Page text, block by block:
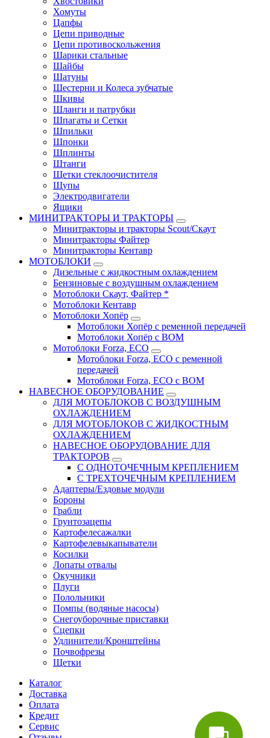
Хомуты
Цапфы
Цепи приводные
Цепи противоскольжения
Шарики стальные
Шайбы
Шатуны
Шестерни и Колеса зубчатые
Шкивы
Шланги и патрубки
Шпагаты и Сетки
Шпильки
Шпонки
Шплинты
Штанги
Щетки стеклоочистителя
Щупы
Электродвигатели
Ящики
МИНИТРАКТОРЫ И ТРАКТОРЫ
Минитракторы и тракторы Scout/Скаут
Минитракторы Файтер
Минитракторы Кентавр
МОТОБЛОКИ
Дизельные с жидкостным охлаждением
Бензиновые с воздушным охлаждением
Мотоблоки Скаут, Файтер *
Мотоблоки Кентавр
Мотоблоки Хопёр
Мотоблоки Хопёр с ременной передачей
Мотоблоки Хопёр с ВОМ
Мотоблоки Forza, ECO
Мотоблоки Forza, ЕСО с ременной
передачей
Мотоблоки Forza, ЕСО с ВОМ
НАВЕСНОЕ ОБОРУДОВАНИЕ
ДЛЯ МОТОБЛОКОВ С ВОЗДУШНЫМ
ОХЛАЖДЕНИЕМ
ДЛЯ МОТОБЛОКОВ С ЖИДКОСТНЫМ
ОХЛАЖДЕНИЕМ
НАВЕСНОЕ ОБОРУДОВАНИЕ ДЛЯ
ТРАКТОРОВ
С ОДНОТОЧЕЧНЫМ КРЕПЛЕНИЕМ
С ТРЕХТОЧЕЧНЫМ КРЕПЛЕНИЕМ
Адаптеры/Ездовые модули
Бороны
Грабли
Грунтозацепы
Картофелесажалки
Картофелевыкапыватели
Косилки
Лопаты отвалы
Окучники
Плуги
Полольники
Помпы (водяные насосы)
Снегоуборочные приставки
Сцепки
Удлинители/Кронштейны
Почвофрезы
Щетки
Каталог
Доставка
Оплата
Кредит
Сервис